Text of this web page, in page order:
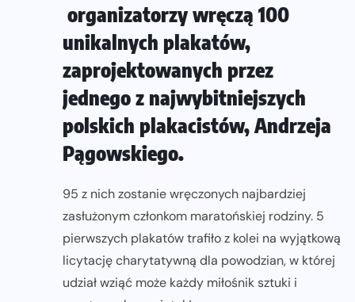
organizatorzy wręczą 100
unikalnych plakatów,
zaprojektowanych przez
jednego z najwybitniejszych
polskich plakacistów, Andrzeja
Pągowskiego.
95 z nich zostanie wręczonych najbardziej
zasłużonym członkom maratońskiej rodziny. 5
pierwszych plakatów trafiło z kolei na wyjątkową
licytację charytatywną dla powodzian, w której
udział wziąć może każdy miłośnik sztuki i